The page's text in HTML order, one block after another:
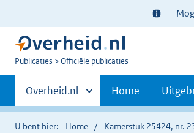
Ter
U
Publicaties Officiële publicaties
Primaire
navigatie
Andere
sites
binnen
Overheid.nl Home
U bent hier: Home Kamerstuk 25424, nr.